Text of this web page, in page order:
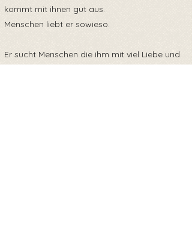
kommt mit ihnen gut aus.
Menschen liebt er sowieso.
Er sucht Menschen die ihm mit viel Liebe und